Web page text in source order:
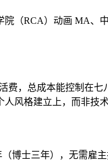
（RCA）动画 MA
费，总成本能控制在
风格建立上，而非技
博士三年），无需